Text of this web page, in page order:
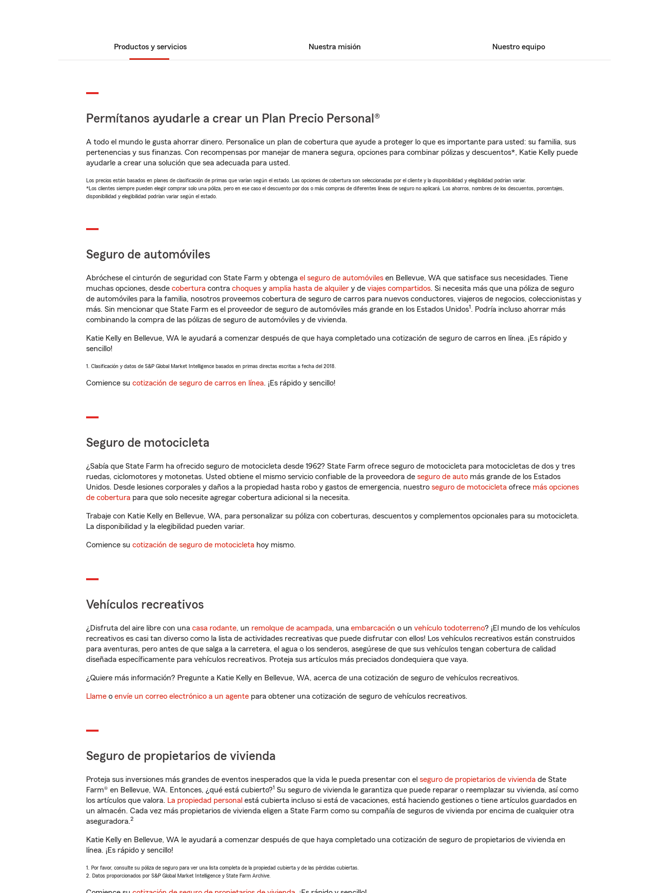
Productos y servicios Nuestra misión Nuestro equipo
Permítanos ayudarle a crear un Plan Precio Personal®
A todo el mundo le gusta ahorrar dinero. Personalice un plan de cobertura que ayude a proteger lo que es importante para usted: su familia, sus
pertenencias y sus finanzas. Con recompensas por manejar de manera segura, opciones para combinar pólizas y descuentos*, Katie Kelly puede
ayudarle a crear una solución que sea adecuada para usted.
Los precios están basados en planes de clasificación de primas que varían según el estado. Las opciones de cobertura son seleccionadas por el cliente y la disponibilidad y elegibilidad podrían variar.
*Los clientes siempre pueden elegir comprar solo una póliza, pero en ese caso el descuento por dos o más compras de diferentes líneas de seguro no aplicará. Los ahorros, nombres de los descuentos, porcentajes,
disponibilidad y elegibilidad podrían variar según el estado.
Seguro de automóviles
Abróchese el cinturón de seguridad con State Farm y obtenga el seguro de automóviles en Bellevue, WA que satisface sus necesidades. Tiene
muchas opciones, desde cobertura contra choques y amplia hasta de alquiler y de viajes compartidos. Si necesita más que una póliza de seguro
de automóviles para la familia, nosotros proveemos cobertura de seguro de carros para nuevos conductores, viajeros de negocios, coleccionistas y
más. Sin mencionar que State Farm es el proveedor de seguro de automóviles más grande en los Estados Unidos1. Podría incluso ahorrar más
combinando la compra de las pólizas de seguro de automóviles y de vivienda.
Katie Kelly en Bellevue, WA le ayudará a comenzar después de que haya completado una cotización de seguro de carros en línea. ¡Es rápido y
sencillo!
1. Clasificación y datos de S&P Global Market Intelligence basados en primas directas escritas a fecha del 2018.
Comience su cotización de seguro de carros en línea. ¡Es rápido y sencillo!
Seguro de motocicleta
¿Sabía que State Farm ha ofrecido seguro de motocicleta desde 1962? State Farm ofrece seguro de motocicleta para motocicletas de dos y tres
ruedas, ciclomotores y motonetas. Usted obtiene el mismo servicio confiable de la proveedora de seguro de auto más grande de los Estados
Unidos. Desde lesiones corporales y daños a la propiedad hasta robo y gastos de emergencia, nuestro seguro de motocicleta ofrece más opciones
de cobertura para que solo necesite agregar cobertura adicional si la necesita.
Trabaje con Katie Kelly en Bellevue, WA, para personalizar su póliza con coberturas, descuentos y complementos opcionales para su motocicleta.
La disponibilidad y la elegibilidad pueden variar.
Comience su cotización de seguro de motocicleta hoy mismo.
Vehículos recreativos
¿Disfruta del aire libre con una casa rodante, un remolque de acampada, una embarcación o un vehículo todoterreno? ¡El mundo de los vehículos
recreativos es casi tan diverso como la lista de actividades recreativas que puede disfrutar con ellos! Los vehículos recreativos están construidos
para aventuras, pero antes de que salga a la carretera, el agua o los senderos, asegúrese de que sus vehículos tengan cobertura de calidad
diseñada específicamente para vehículos recreativos. Proteja sus artículos más preciados dondequiera que vaya.
¿Quiere más información? Pregunte a Katie Kelly en Bellevue, WA, acerca de una cotización de seguro de vehículos recreativos.
Llame o envíe un correo electrónico a un agente para obtener una cotización de seguro de vehículos recreativos.
Seguro de propietarios de vivienda
Proteja sus inversiones más grandes de eventos inesperados que la vida le pueda presentar con el seguro de propietarios de vivienda de State
Farm® en Bellevue, WA. Entonces, ¿qué está cubierto?1 Su seguro de vivienda le garantiza que puede reparar o reemplazar su vivienda, así como
los artículos que valora. La propiedad personal está cubierta incluso si está de vacaciones, está haciendo gestiones o tiene artículos guardados en
un almacén. Cada vez más propietarios de vivienda eligen a State Farm como su compañía de seguros de vivienda por encima de cualquier otra
aseguradora.2
Katie Kelly en Bellevue, WA le ayudará a comenzar después de que haya completado una cotización de seguro de propietarios de vivienda en
línea. ¡Es rápido y sencillo!
1. Por favor, consulte su póliza de seguro para ver una lista completa de la propiedad cubierta y de las pérdidas cubiertas.
2. Datos proporcionados por S&P Global Market Intelligence y State Farm Archive.